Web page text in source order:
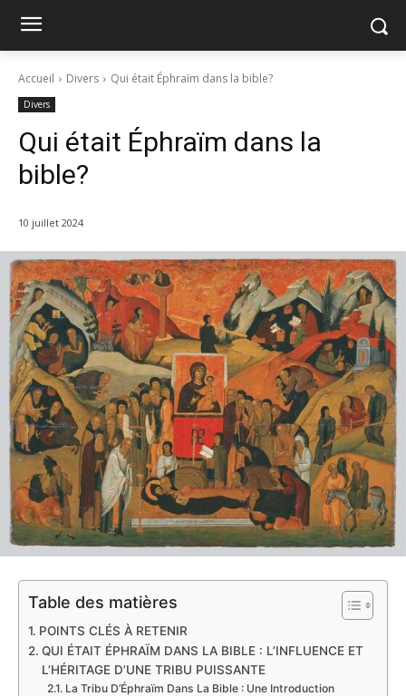
Accueil Divers Qui était Éphraïm dans la bible?
Divers
Qui était Éphraïm dans la
bible?
10 juillet 2024
Table des matières
POINTS CLÉS À RETENIR
QUI ÉTAIT ÉPHRAÏM DANS LA BIBLE : L’INFLUENCE ET
L’HÉRITAGE D’UNE TRIBU PUISSANTE
La Tribu D’Éphraïm Dans La Bible : Une Introduction